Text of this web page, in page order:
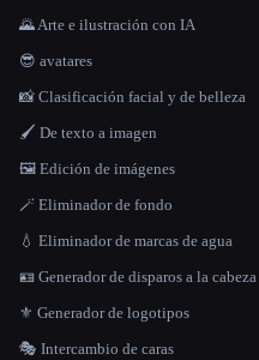
🌄 Arte e ilustración con IA
😎 avatares
📸 Clasificación facial y de belleza
🖌️ De texto a imagen
🖼️ Edición de imágenes
🪄 Eliminador de fondo
💧 Eliminador de marcas de agua
🪪 Generador de disparos a la cabeza
⚜️ Generador de logotipos
🎭 Intercambio de caras